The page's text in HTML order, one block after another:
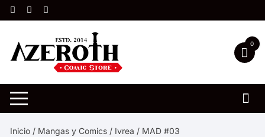
Saltar
al
0
Inicio / Mangas y Comics / Ivrea / MAD #03